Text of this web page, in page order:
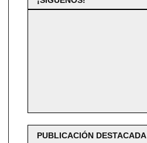
PUBLICACIÓN DESTACADA